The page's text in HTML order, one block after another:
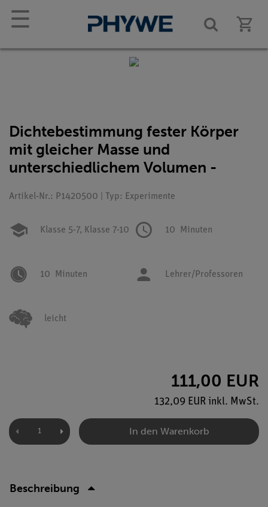
☰
Dichtebestimmung fester Körper
mit gleicher Masse und
unterschiedlichem Volumen -
Artikel-Nr.: P1420500 | Typ: Experimente
Klasse 5-7, Klasse 7-10 10 Minuten
10 Minuten Lehrer/Professoren
leicht
111,00 EUR
132,09 EUR inkl. MwSt.
In den Warenkorb
Beschreibung